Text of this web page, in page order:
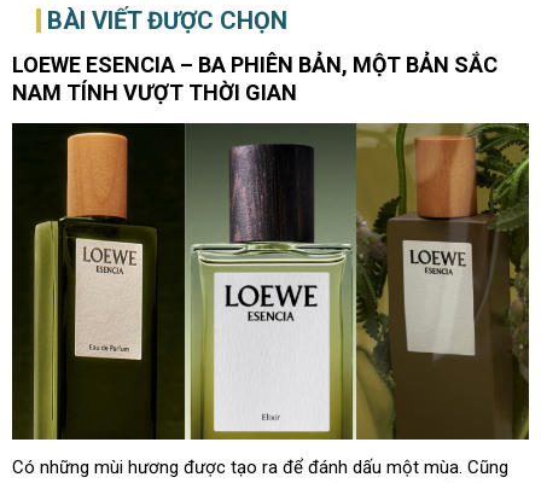
dự án đường sắt 266.000 tỷ đồng, rút ngắn thời gian từ
Đà Nẵng tới Hội An còn 20 phút
Vượt Trung Quốc, Việt Nam vừa đón tin cực vui tại Mỹ
Đế chế giày 1.100 cửa hàng tại Nhật Bản muốn tiến vào
Lãi vài trăm tỷ mỗi năm nhờ giúp các đại gia săn “vàng
đen” ngoài khơi, DN đội trực thăng lớn nhất Việt Nam còn
sở hữu số cổ phiếu ngân hàng trị giá 16.700 tỷ
BÀI VIẾT ĐƯỢC CHỌN
LOEWE ESENCIA – BA PHIÊN BẢN, MỘT BẢN SẮC
NAM TÍNH VƯỢT THỜI GIAN
Có những mùi hương được tạo ra để đánh dấu một mùa. Cũng